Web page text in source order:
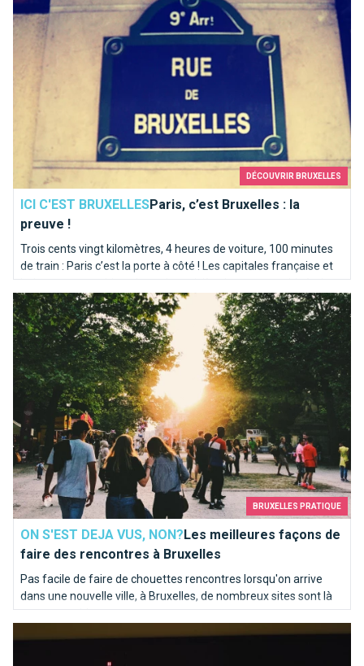
DÉCOUVRIR BRUXELLES
ICI C'EST BRUXELLESParis, c’est Bruxelles : la
preuve !
Trois cents vingt kilomètres, 4 heures de voiture, 100 minutes
de train : Paris c’est la porte à côté ! Les capitales française et
belge partagent bien plus qu’une rivière homonyme. Itinéraire
en bord de Seine sur les traces de la Senne...
BRUXELLES PRATIQUE
ON S'EST DEJA VUS, NON?Les meilleures façons de
faire des rencontres à Bruxelles
Pas facile de faire de chouettes rencontres lorsqu'on arrive
dans une nouvelle ville, à Bruxelles, de nombreux sites sont là
pour vous aider.
Les meilleures façons de faire des rencontres à Bruxelles
Une partie de bowling ? Strikez les pistes bruxelloises !